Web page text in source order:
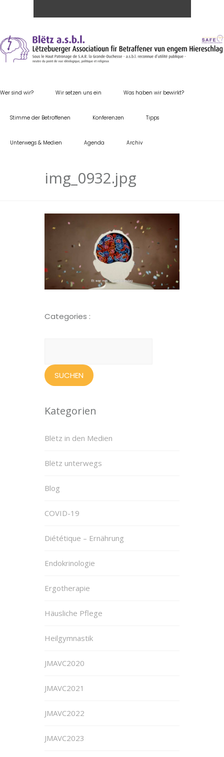
Wer sind wir? Wir setzen uns ein Was haben wir bewirkt?
Stimme der Betroffenen Konferenzen Tipps
Unterwegs & Medien Agenda Archiv
img_0932.jpg
Categories :
Kategorien
Blëtz in den Medien
Blëtz unterwegs
Blog
COVID-19
Diététique – Ernährung
Endokrinologie
Ergotherapie
Häusliche Pflege
Heilgymnastik
JMAVC2020
JMAVC2021
JMAVC2022
JMAVC2023